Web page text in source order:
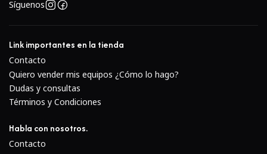
combinar con la estabilización de imagen de tipo de
desplazamiento de sensor de la cámara para un
control más eficaz del desenfoque de la cámara.
El diseño sellado con polvo y humedad permite
trabajar mejor en condiciones de inclemencia y los
anillos de control de goma benefician el manejo a
temperaturas más frías.
Síguenos
Link importantes en la tienda
Contacto
Quiero vender mis equipos ¿Cómo lo hago?
Dudas y consultas
Términos y Condiciones
Habla con nosotros.
Contacto